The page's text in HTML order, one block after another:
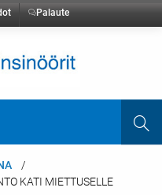
Palaute
KATI MIETTUSELLE